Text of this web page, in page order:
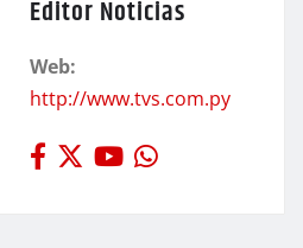
Editor Noticias
Web:
http://www.tvs.com.py